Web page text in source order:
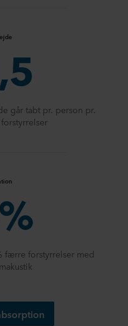
går tabt pr. person pr.
færre forstyrrelser med